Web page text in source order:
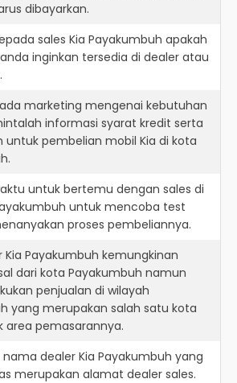
dibayarkan.
sales Kia Payakumbuh apakah
inginkan tersedia di dealer atau
marketing mengenai kebutuhan
informasi syarat kredit serta
untuk pembelian mobil Kia di kota
untuk bertemu dengan sales di
untuk mencoba test
proses pembeliannya.
Kia Payakumbuh kemungkinan
dari kota Payakumbuh namun
penjualan di wilayah
yang merupakan salah satu kota
area pemasarannya.
dealer Kia Payakumbuh yang
merupakan alamat dealer sales.